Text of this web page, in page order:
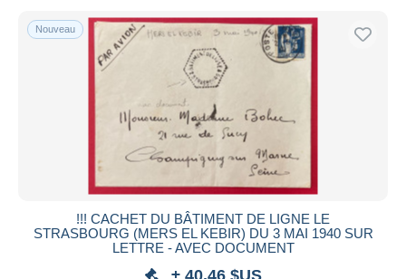
Nouveau
!!! CACHET DU BÂTIMENT DE LIGNE LE
STRASBOURG (MERS EL KEBIR) DU 3 MAI 1940 SUR
LETTRE - AVEC DOCUMENT
± 40,46 $US